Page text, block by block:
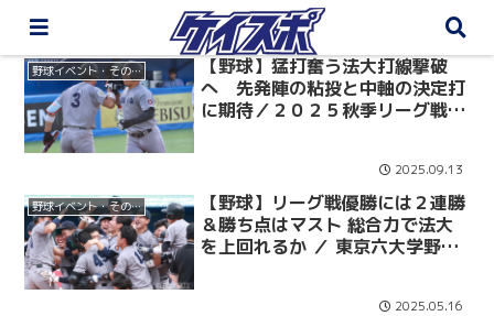
野球イベント・その他
【野球】猛打奮う法大打線撃破
へ 先発陣の粘投と中軸の決定打
に期待／２０２５秋季リーグ戦
2025.09.13
野球イベント・その他
【野球】リーグ戦優勝には２連勝
＆勝ち点はマスト 総合力で法大
を上回れるか ／ 東京六大学野球
2025.05.16